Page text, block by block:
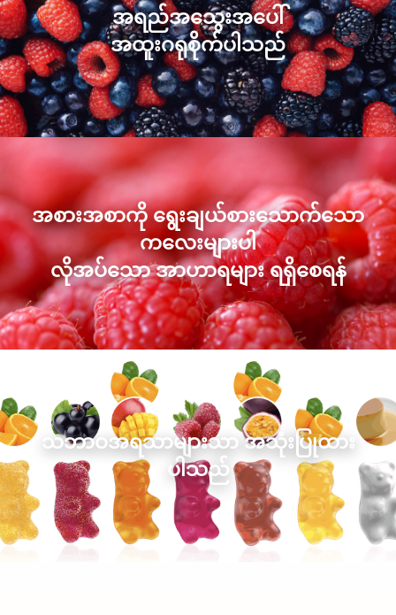
အရည်အသွေးအပေါ်
အထူးဂရုစိုက်ပါသည်
အစားအစာကို ရွေးချယ်စားသောက်သော
ကလေးများပါ
လိုအပ်သော အာဟာရများ ရရှိစေရန်
သဘာဝအရသာများသာ အသုံးပြုထား
ပါသည်